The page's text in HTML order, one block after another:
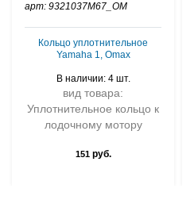
арт: 9321037M67_OM
Кольцо уплотнительное
Yamaha 1, Omax
В наличии: 4 шт.
вид товара:
Уплотнительное кольцо к
лодочному мотору
151руб.